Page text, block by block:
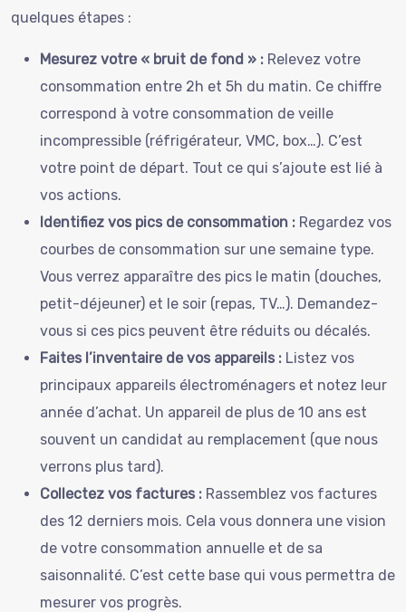
quelques étapes :
Mesurez votre « bruit de fond » : Relevez votre
consommation entre 2h et 5h du matin. Ce chiffre
correspond à votre consommation de veille
incompressible (réfrigérateur, VMC, box…). C’est
votre point de départ. Tout ce qui s’ajoute est lié à
vos actions.
Identifiez vos pics de consommation : Regardez vos
courbes de consommation sur une semaine type.
Vous verrez apparaître des pics le matin (douches,
petit-déjeuner) et le soir (repas, TV…). Demandez-
vous si ces pics peuvent être réduits ou décalés.
Faites l’inventaire de vos appareils : Listez vos
principaux appareils électroménagers et notez leur
année d’achat. Un appareil de plus de 10 ans est
souvent un candidat au remplacement (que nous
verrons plus tard).
Collectez vos factures : Rassemblez vos factures
des 12 derniers mois. Cela vous donnera une vision
de votre consommation annuelle et de sa
saisonnalité. C’est cette base qui vous permettra de
mesurer vos progrès.